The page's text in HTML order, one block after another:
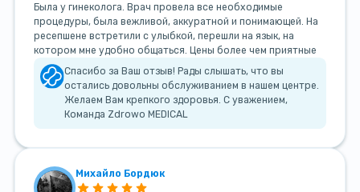
Была у гинеколога. Врач провела все необходимые
процедуры, была вежливой, аккуратной и понимающей. На
ресепшене встретили с улыбкой, перешли на язык, на
котором мне удобно общаться. Цены более чем приятные
Спасибо за Ваш отзыв! Рады слышать, что вы
остались довольны обслуживанием в нашем центре.
Желаем Вам крепкого здоровья. С уважением,
Команда Zdrowo MEDICAL
Михайло Бордюк